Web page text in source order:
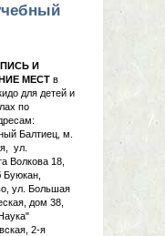
И
МЕСТ в
для детей и
по
Балтиец, м.
ул.
Волкова 18,
Буюкан,
ул. Большая
дом 38,
2-я